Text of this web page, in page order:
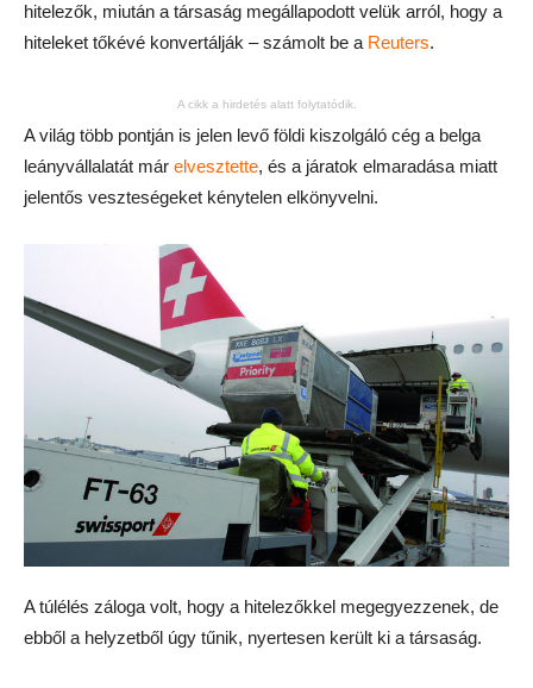
hitelezők, miután a társaság megállapodott velük arról, hogy a
hiteleket tőkévé konvertálják – számolt be a Reuters.
A cikk a hirdetés alatt folytatódik.
A világ több pontján is jelen levő földi kiszolgáló cég a belga
leányvállalatát már elvesztette, és a járatok elmaradása miatt
jelentős veszteségeket kénytelen elkönyvelni.
A túlélés záloga volt, hogy a hitelezőkkel megegyezzenek, de
ebből a helyzetből úgy tűnik, nyertesen került ki a társaság.